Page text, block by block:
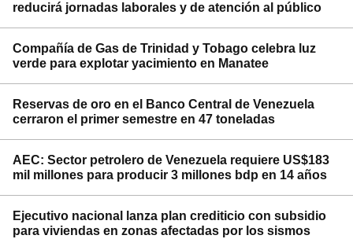
reducirá jornadas laborales y de atención al público
Compañía de Gas de Trinidad y Tobago celebra luz
verde para explotar yacimiento en Manatee
Reservas de oro en el Banco Central de Venezuela
cerraron el primer semestre en 47 toneladas
AEC: Sector petrolero de Venezuela requiere US$183
mil millones para producir 3 millones bdp en 14 años
Ejecutivo nacional lanza plan crediticio con subsidio
para viviendas en zonas afectadas por los sismos